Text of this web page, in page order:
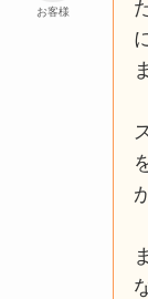
お客様